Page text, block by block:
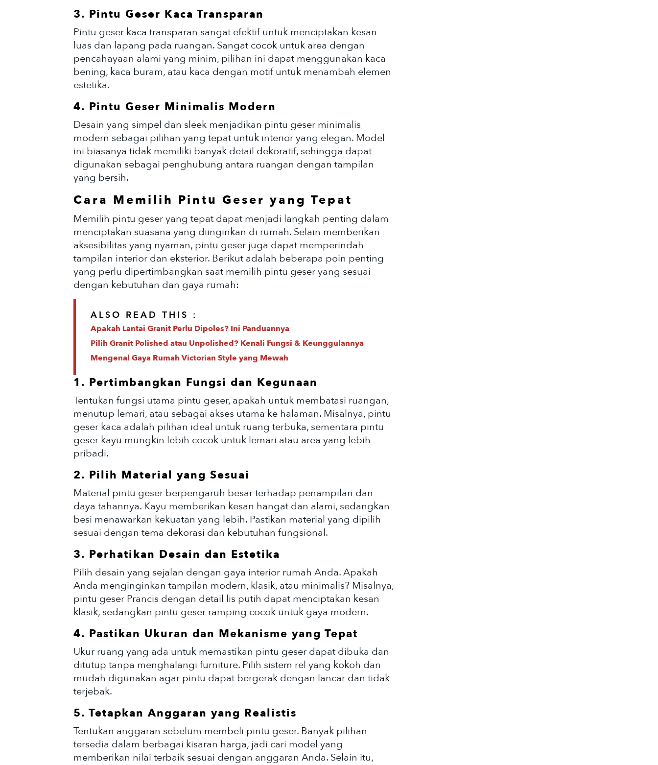
3. Pintu Geser Kaca Transparan
Pintu geser kaca transparan sangat efektif untuk menciptakan kesan
luas dan lapang pada ruangan. Sangat cocok untuk area dengan
pencahayaan alami yang minim, pilihan ini dapat menggunakan kaca
bening, kaca buram, atau kaca dengan motif untuk menambah elemen
estetika.
4. Pintu Geser Minimalis Modern
Desain yang simpel dan sleek menjadikan pintu geser minimalis
modern sebagai pilihan yang tepat untuk interior yang elegan. Model
ini biasanya tidak memiliki banyak detail dekoratif, sehingga dapat
digunakan sebagai penghubung antara ruangan dengan tampilan
yang bersih.
Cara Memilih Pintu Geser yang Tepat
Memilih pintu geser yang tepat dapat menjadi langkah penting dalam
menciptakan suasana yang diinginkan di rumah. Selain memberikan
aksesibilitas yang nyaman, pintu geser juga dapat memperindah
tampilan interior dan eksterior. Berikut adalah beberapa poin penting
yang perlu dipertimbangkan saat memilih pintu geser yang sesuai
dengan kebutuhan dan gaya rumah:
ALSO READ THIS :
Apakah Lantai Granit Perlu Dipoles? Ini Panduannya
Pilih Granit Polished atau Unpolished? Kenali Fungsi & Keunggulannya
Mengenal Gaya Rumah Victorian Style yang Mewah
1. Pertimbangkan Fungsi dan Kegunaan
Tentukan fungsi utama pintu geser, apakah untuk membatasi ruangan,
menutup lemari, atau sebagai akses utama ke halaman. Misalnya, pintu
geser kaca adalah pilihan ideal untuk ruang terbuka, sementara pintu
geser kayu mungkin lebih cocok untuk lemari atau area yang lebih
pribadi.
2. Pilih Material yang Sesuai
Material pintu geser berpengaruh besar terhadap penampilan dan
daya tahannya. Kayu memberikan kesan hangat dan alami, sedangkan
besi menawarkan kekuatan yang lebih. Pastikan material yang dipilih
sesuai dengan tema dekorasi dan kebutuhan fungsional.
3. Perhatikan Desain dan Estetika
Pilih desain yang sejalan dengan gaya interior rumah Anda. Apakah
Anda menginginkan tampilan modern, klasik, atau minimalis? Misalnya,
pintu geser Prancis dengan detail lis putih dapat menciptakan kesan
klasik, sedangkan pintu geser ramping cocok untuk gaya modern.
4. Pastikan Ukuran dan Mekanisme yang Tepat
Ukur ruang yang ada untuk memastikan pintu geser dapat dibuka dan
ditutup tanpa menghalangi furniture. Pilih sistem rel yang kokoh dan
mudah digunakan agar pintu dapat bergerak dengan lancar dan tidak
terjebak.
5. Tetapkan Anggaran yang Realistis
Tentukan anggaran sebelum membeli pintu geser. Banyak pilihan
tersedia dalam berbagai kisaran harga, jadi cari model yang
memberikan nilai terbaik sesuai dengan anggaran Anda. Selain itu,